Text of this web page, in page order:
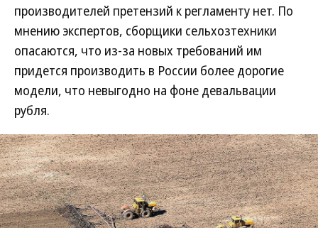
производителей претензий к регламенту нет. По
мнению экспертов, сборщики сельхозтехники
опасаются, что из-за новых требований им
придется производить в России более дорогие
модели, что невыгодно на фоне девальвации
рубля.